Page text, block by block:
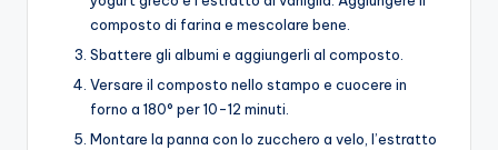
composto di farina e mescolare bene.
Sbattere gli albumi e aggiungerli al composto.
Versare il composto nello stampo e cuocere in
forno a 180° per 10-12 minuti.
Montare la panna con lo zucchero a velo, l’estratto